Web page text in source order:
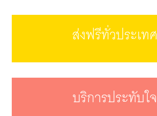
ส่งฟรีทั่วประเทศ
บริการประทับใจ